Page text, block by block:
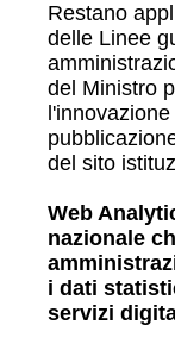
Restano
delle Linee
del Ministro
del sito
Web
nazionale
i dati
servizi